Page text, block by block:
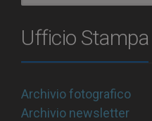
Ufficio Stampa
Archivio fotografico
Archivio newsletter